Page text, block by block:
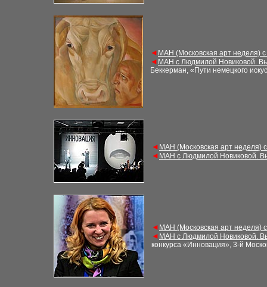
◄ МАН (Московская арт неделя)
◄ МАН с Людмилой Новиковой.
Беккерман, «Пути немецкого
◄ МАН (Московская арт неделя)
◄ МАН с Людмилой Новиковой.
◄ МАН (Московская арт неделя)
◄ МАН с Людмилой Новиковой.
конкурса «Инновация», 3-й